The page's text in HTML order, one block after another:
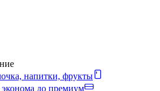
напитки, фрукты
до премиум